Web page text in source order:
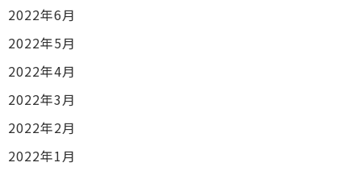
2022年6月
2022年5月
2022年4月
2022年3月
2022年2月
2022年1月